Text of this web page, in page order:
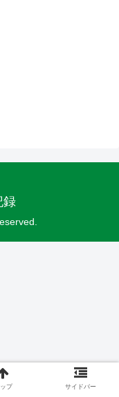
録
ップ サイドバー